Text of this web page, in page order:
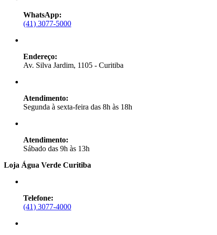
WhatsApp:
(41) 3077-5000
Endereço:
Av. Silva Jardim, 1105 - Curitiba
Atendimento:
Segunda à sexta-feira das 8h às 18h
Atendimento:
Sábado das 9h às 13h
Loja Água Verde Curitiba
Telefone:
(41) 3077-4000